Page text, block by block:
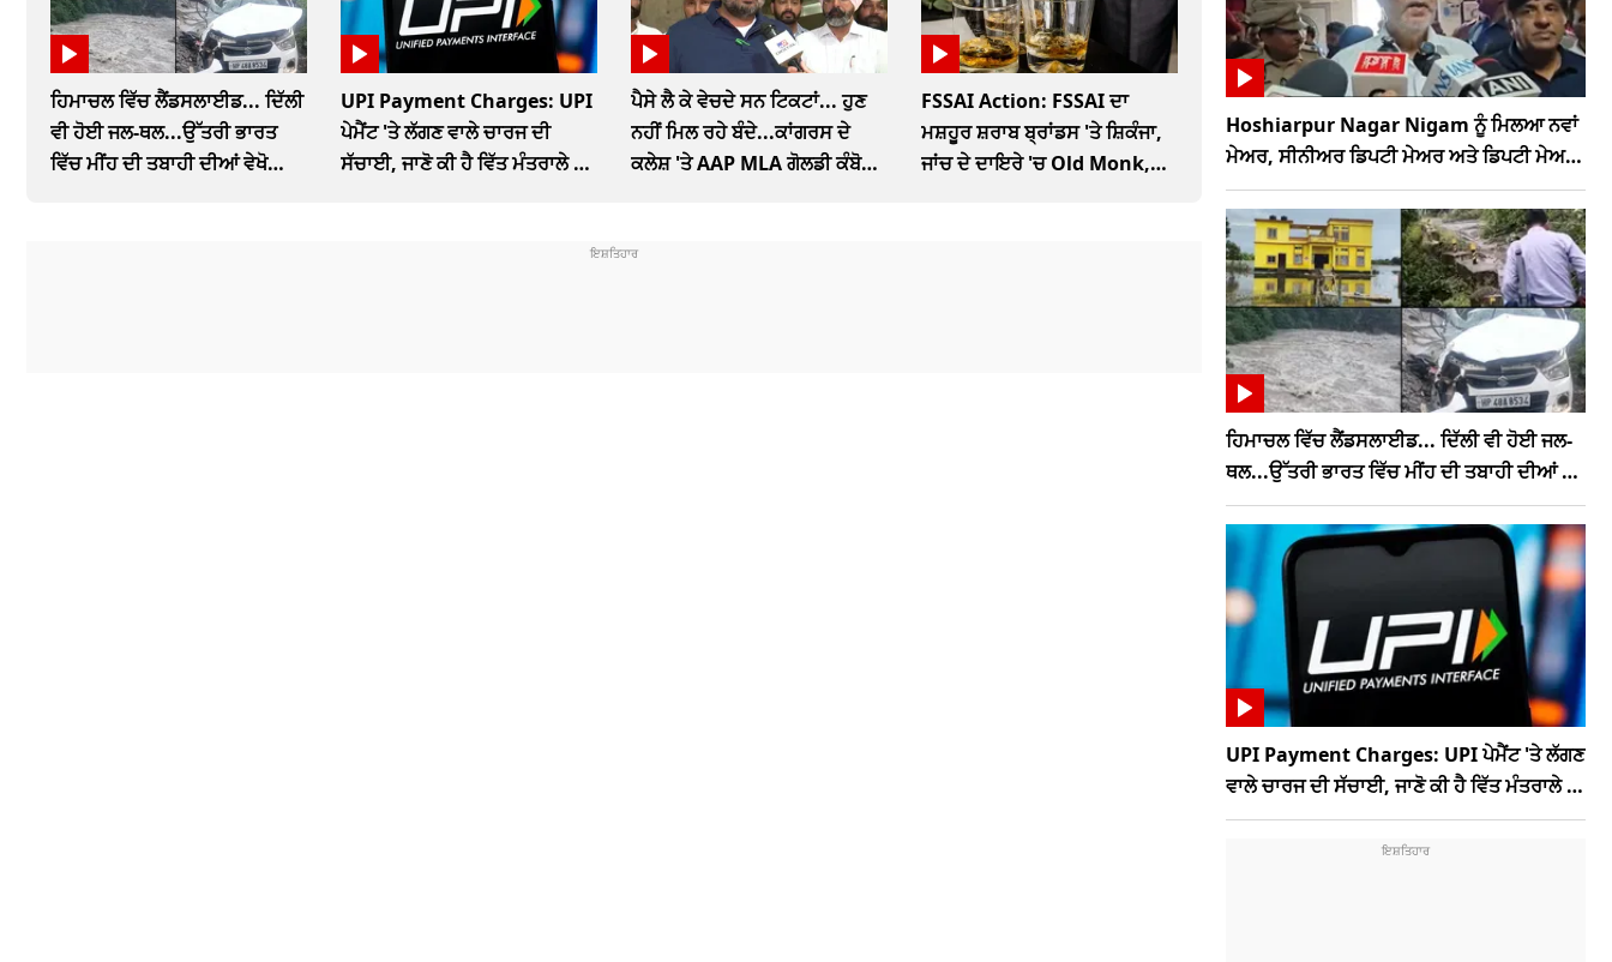
ਹਿਮਾਚਲ ਵਿੱਚ ਲੈਂਡਸਲਾਈਡ... ਦਿੱਲੀ
ਵੀ ਹੋਈ ਜਲ-ਥਲ...ਉੱਤਰੀ ਭਾਰਤ
ਵਿੱਚ ਮੀਂਹ ਦੀ ਤਬਾਹੀ ਦੀਆਂ ਵੇਖੋ
UPI Payment Charges: UPI
ਪੇਮੈਂਟ 'ਤੇ ਲੱਗਣ ਵਾਲੇ ਚਾਰਜ ਦੀ
ਸੱਚਾਈ, ਜਾਣੋ ਕੀ ਹੈ ਵਿੱਤ ਮੰਤਰਾਲੇ ਦਾ
ਪੈਸੇ ਲੈ ਕੇ ਵੇਚਦੇ ਸਨ ਟਿਕਟਾਂ... ਹੁਣ
ਨਹੀਂ ਮਿਲ ਰਹੇ ਬੰਦੇ...ਕਾਂਗਰਸ ਦੇ
ਕਲੇਸ਼ 'ਤੇ AAP MLA ਗੋਲਡੀ ਕੰਬੋਜ
FSSAI Action: FSSAI ਦਾ
ਮਸ਼ਹੂਰ ਸ਼ਰਾਬ ਬ੍ਰਾਂਡਸ 'ਤੇ ਸ਼ਿਕੰਜਾ,
ਜਾਂਚ ਦੇ ਦਾਇਰੇ 'ਚ Old Monk,
Hoshiarpur Nagar Nigam ਨੂੰ ਮਿਲਆ ਨਵਾਂ
ਮੇਅਰ, ਸੀਨੀਅਰ ਡਿਪਟੀ ਮੇਅਰ ਅਤੇ ਡਿਪਟੀ ਮੇਅਰ,
ਮੰਤਰੀ ਨੇ ਦੱਸਿਆ ਪੂਰਾ ਗਣਿਤ
ਹਿਮਾਚਲ ਵਿੱਚ ਲੈਂਡਸਲਾਈਡ... ਦਿੱਲੀ ਵੀ ਹੋਈ ਜਲ-
ਥਲ...ਉੱਤਰੀ ਭਾਰਤ ਵਿੱਚ ਮੀਂਹ ਦੀ ਤਬਾਹੀ ਦੀਆਂ ਵੇਖੋ
ਤਸਵੀਰਾਂ
UPI Payment Charges: UPI ਪੇਮੈਂਟ 'ਤੇ ਲੱਗਣ
ਵਾਲੇ ਚਾਰਜ ਦੀ ਸੱਚਾਈ, ਜਾਣੋ ਕੀ ਹੈ ਵਿੱਤ ਮੰਤਰਾਲੇ ਦਾ
ਨਵਾਂ ਪ੍ਰਸਤਾਵ